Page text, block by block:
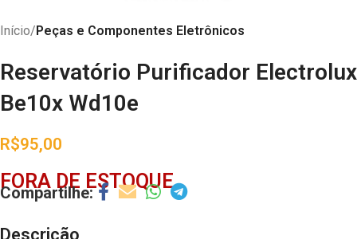
Início Peças e Componentes Eletrônicos
Reservatório Purificador Electrolux
Be10x Wd10e
R$95,00
FORA DE ESTOQUE
Descrição